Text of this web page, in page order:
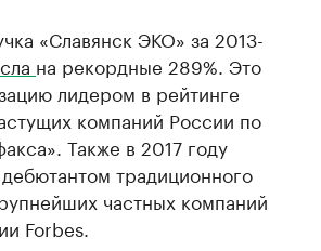
«Славянск ЭКО» за 2013-
на рекордные 289%. Это
лидером в рейтинге
компаний России по
Также в 2017 году
традиционного
частных компаний
Forbes.